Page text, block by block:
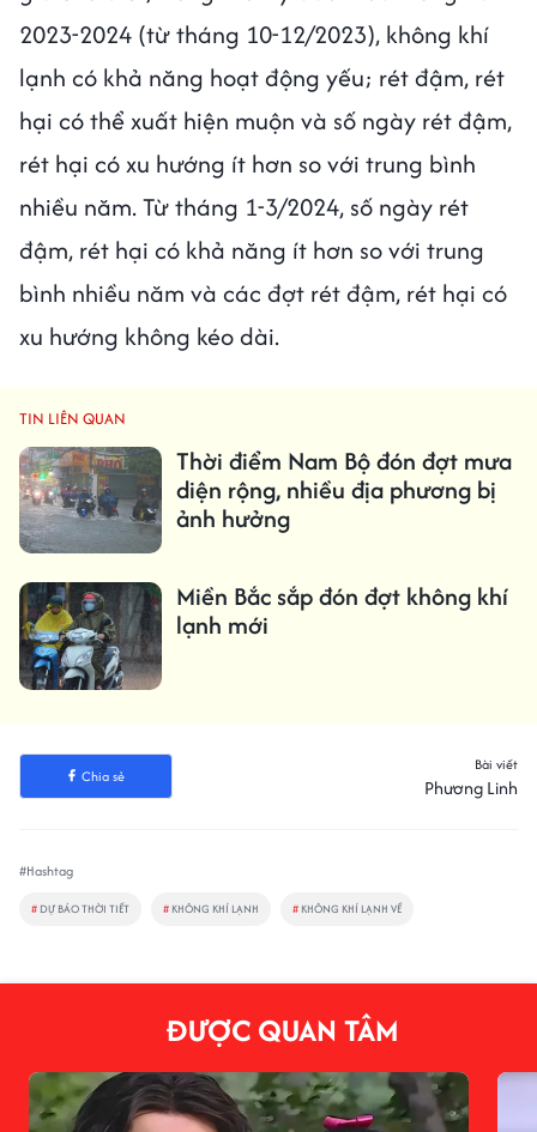
2023-2024 (từ tháng 10-12/2023), không khí
lạnh có khả năng hoạt động yếu; rét đậm, rét
hại có thể xuất hiện muộn và số ngày rét đậm,
rét hại có xu hướng ít hơn so với trung bình
nhiều năm. Từ tháng 1-3/2024, số ngày rét
đậm, rét hại có khả năng ít hơn so với trung
bình nhiều năm và các đợt rét đậm, rét hại có
xu hướng không kéo dài.
TIN LIÊN QUAN
Thời điểm Nam Bộ đón đợt mưa
diện rộng, nhiều địa phương bị
ảnh hưởng
Miền Bắc sắp đón đợt không khí
lạnh mới
Chia sẻ
Bài viết
Phương Linh
#Hashtag
# DỰ BÁO THỜI TIẾT # KHÔNG KHÍ LẠNH # KHÔNG KHÍ LẠNH VỀ
ĐƯỢC QUAN TÂM